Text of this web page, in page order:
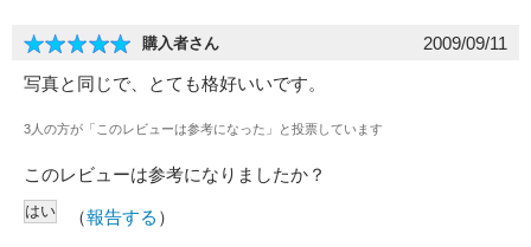
個人情報の取り扱いに関する記載をご確認ください。
購入者さん
2009/09/11
写真と同じで、とても格好いいです。
3人の方が「このレビューは参考になった」と投票しています
このレビューは参考になりましたか？
（報告する ）